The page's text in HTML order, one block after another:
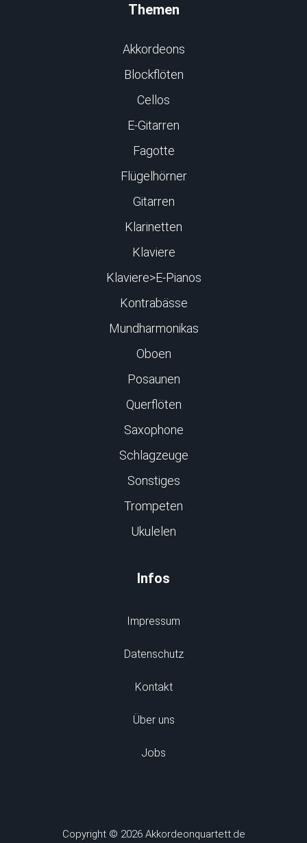
Themen
Akkordeons
Blockflöten
Cellos
E-Gitarren
Fagotte
Flügelhörner
Gitarren
Klarinetten
Klaviere
Klaviere>E-Pianos
Kontrabässe
Mundharmonikas
Oboen
Posaunen
Querflöten
Saxophone
Schlagzeuge
Sonstiges
Trompeten
Ukulelen
Infos
Impressum
Datenschutz
Kontakt
Über uns
Jobs
Copyright © 2026 Akkordeonquartett.de